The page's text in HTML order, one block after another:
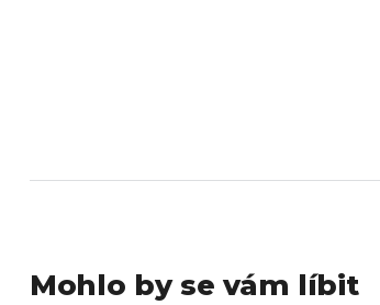
Mohlo by se vám líbit